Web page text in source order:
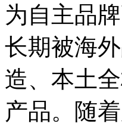
为自主品
长期被海
造、本土
产品。随